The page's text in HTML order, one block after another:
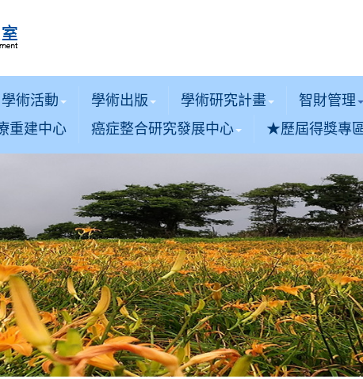
學術活動 學術出版 學術研究計畫 智財管理
重建中心 癌症整合研究發展中心 ★歷屆得獎專